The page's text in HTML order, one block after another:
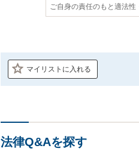
ご自身の責任のもと適法
マイリストに入れる
法律Q&Aを探す